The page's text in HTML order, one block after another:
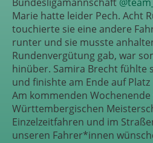
Marie hatte leider Pech. Acht
touchierte sie eine andere
runter und sie musste
Rundenvergütung gab, war
hinüber. Samira Brecht fühlte
und finishte am Ende auf Platz
Am kommenden
Württembergischen
Einzelzeitfahren und im
unseren Fahrer*innen